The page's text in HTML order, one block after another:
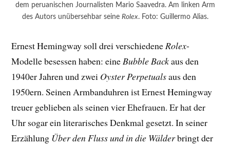
dem peruanischen Journalisten Mario Saavedra. Am linken Arm
des Autors unübersehbar seine Rolex. Foto: Guillermo Alias.
Ernest Hemingway soll drei verschiedeneRolex-
Modelle besessen haben: eineBubble Backaus den
1940er Jahren und zwei Oyster Perpetualsaus den
1950ern. Seinen Armbanduhren ist Ernest Hemingway
treuer geblieben als seinen vier Ehefrauen. Er hat der
Uhr sogar ein literarisches Denkmal gesetzt. In seiner
Erzählung Über den Fluss und in die Wälderbringt der